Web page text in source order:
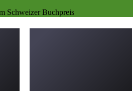
Schweizer Buchpreis